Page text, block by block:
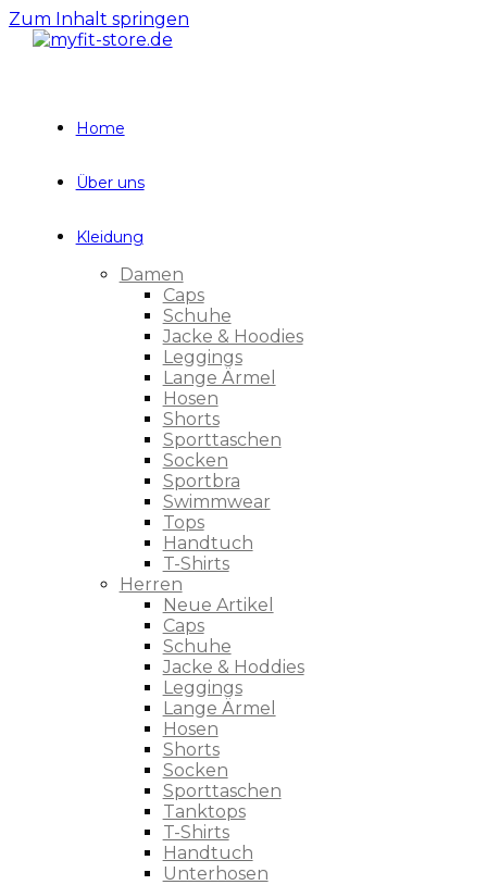
Zum Inhalt springen
Home
Über uns
Kleidung
Damen
Caps
Schuhe
Jacke & Hoodies
Leggings
Lange Ärmel
Hosen
Shorts
Sporttaschen
Socken
Sportbra
Swimmwear
Tops
Handtuch
T-Shirts
Herren
Neue Artikel
Caps
Schuhe
Jacke & Hoddies
Leggings
Lange Ärmel
Hosen
Shorts
Socken
Sporttaschen
Tanktops
T-Shirts
Handtuch
Unterhosen